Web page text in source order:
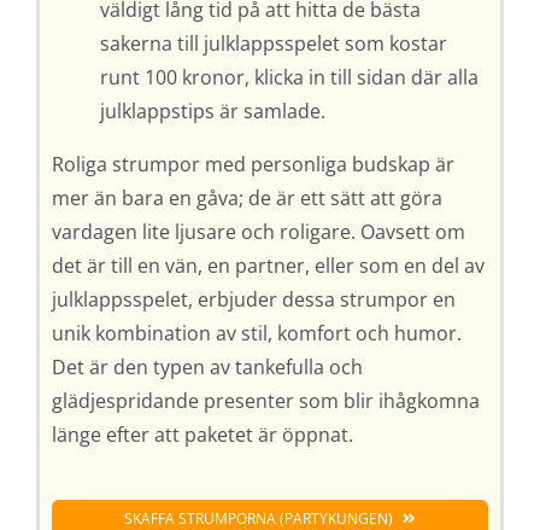
väldigt lång tid på att hitta de bästa
sakerna till julklappsspelet som kostar
runt 100 kronor, klicka in till sidan där alla
julklappstips är samlade.
Roliga strumpor med personliga budskap är
mer än bara en gåva; de är ett sätt att göra
vardagen lite ljusare och roligare. Oavsett om
det är till en vän, en partner, eller som en del av
julklappsspelet, erbjuder dessa strumpor en
unik kombination av stil, komfort och humor.
Det är den typen av tankefulla och
glädjespridande presenter som blir ihågkomna
länge efter att paketet är öppnat.
SKAFFA STRUMPORNA (PARTYKUNGEN)